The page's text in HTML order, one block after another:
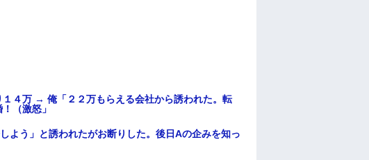
１４万 → 俺「２２万もらえる会社から誘われた。転
（激怒」
よう」と誘われたがお断りした。後日Aの企みを知っ